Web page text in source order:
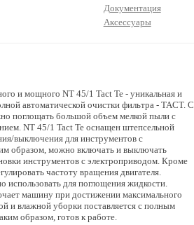
Документация
Аксессуары
и мощного NT 45/1 Tact Te - уникальная и
автоматической очистки фильтра - TACT. С
поглощать большой объем мелкой пыли с
NT 45/1 Tact Te оснащен штепсельной
выключения для инструментов с
образом, можно включать и выключать
инструментов с электроприводом. Кроме
частоту вращения двигателя.
для поглощения жидкости.
машину при достижении максимального
и влажной уборки поставляется с полным
образом, готов к работе.